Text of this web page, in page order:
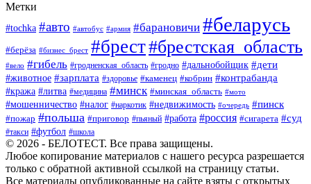
Метки
#tochka #авто #автобус #армия #барановичи #беларусь
#берёза #бизнес_брест #брест#брестская_область
#вело #гибель #гродненская_область #гродно #дальнобойщик #дети
#животное #зарплата #здоровье #каменец #кобрин #контрабанда
#кража #литва #медицина #минск #минская_область #мото
#мошенничество #налог #наркотик #недвижимость #очередь #пинск
#пожар #польша #приговор #пьяный #работа #россия #сигарета #суд
#такси #футбол #школа
© 2026 - БЕЛОТЕСТ. Все права защищены.
Любое копирование материалов с нашего ресурса разрешается
только с обратной активной ссылкой на страницу статьи.
Все материалы опубликованные на сайте взяты с открытых